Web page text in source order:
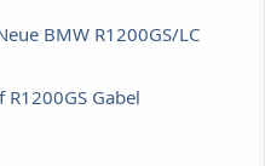
BMW R1200GS/LC
Gabel